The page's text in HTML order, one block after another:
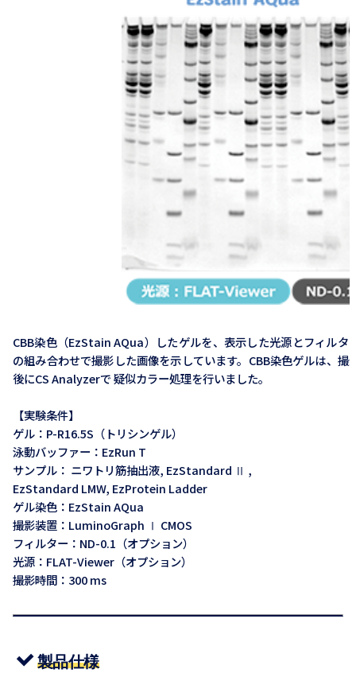
CBB染色（EzStain AQua）したゲルを、表示した光源とフィルタ
の組み合わせで撮影した画像を示しています。CBB染色ゲルは、撮
後にCS Analyzerで 疑似カラー処理を行いました。
【実験条件】
ゲル：P-R16.5S（トリシンゲル）
泳動バッファー：EzRun T
サンプル： ニワトリ筋抽出液, EzStandard Ⅱ ,
EzStandard LMW, EzProtein Ladder
ゲル染色：EzStain AQua
撮影装置：LuminoGraph Ⅰ CMOS
フィルター：ND-0.1（オプション）
光源：FLAT-Viewer（オプション）
撮影時間：300 ms
製品仕様